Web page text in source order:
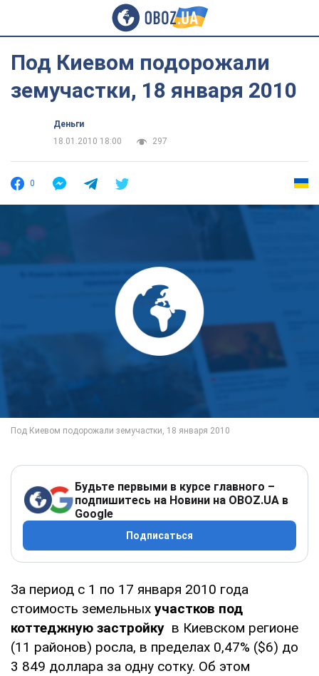
Под Киевом подорожали
земучастки, 18 января 2010
Деньги
18.01.2010 18:00
297
0
Будьте первыми в курсе главного –
подпишитесь на Новини на OBOZ.UA в
Google
Подписаться
За период с 1 по 17 января 2010 года
стоимость земельных участков под
коттеджную застройку в Киевском регионе
(11 районов) росла, в пределах 0,47% ($6) до
3 849 доллара за одну сотку. Об этом